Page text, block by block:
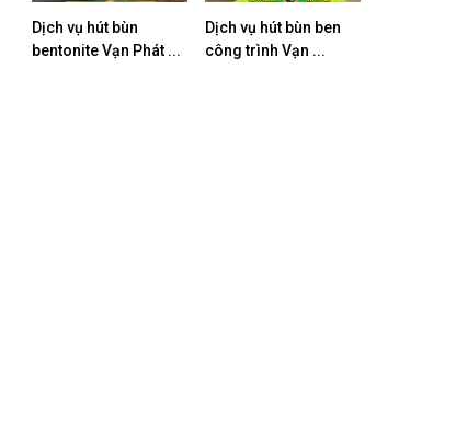
Dịch vụ hút bùn
bentonite Vạn Phát ...
Dịch vụ hút bùn ben
công trình Vạn ...